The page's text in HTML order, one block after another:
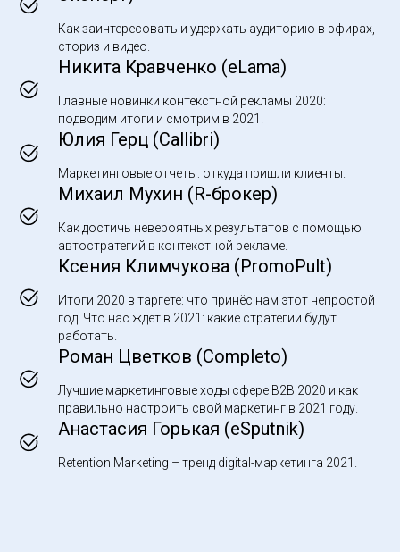
Как заинтересовать и удержать аудиторию в эфирах,
сториз и видео.
Никита Кравченко (eLama)
Главные новинки контекстной рекламы 2020:
подводим итоги и смотрим в 2021.
Юлия Герц (Callibri)
Маркетинговые отчеты: откуда пришли клиенты.
Михаил Мухин (R-брокер)
Как достичь невероятных результатов с помощью
автостратегий в контекстной рекламе.
Ксения Климчукова (PromoPult)
Итоги 2020 в таргете: что принёс нам этот непростой
год. Что нас ждёт в 2021: какие стратегии будут
работать.
Роман Цветков (Completo)
Лучшие маркетинговые ходы сфере B2B 2020 и как
правильно настроить свой маркетинг в 2021 году.
Анастасия Горькая (eSputnik)
Retention Marketing – тренд digital-маркетинга 2021.